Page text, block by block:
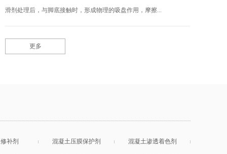
滑剂处理后，与脚底接触时，形成物理的吸盘作用，摩擦...
更多
补剂 混凝土压膜保护剂 混凝土渗透着色剂